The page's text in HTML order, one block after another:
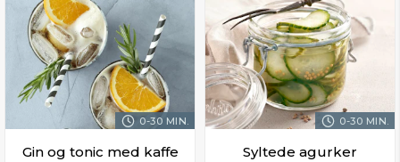
0-30 MIN.
Gin og tonic med kaffe
0-30 MIN.
Syltede agurker